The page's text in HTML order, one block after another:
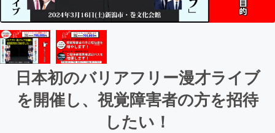
日本初のバリアフリー漫才ライブ
を開催し、視覚障害者の方を招待
したい！